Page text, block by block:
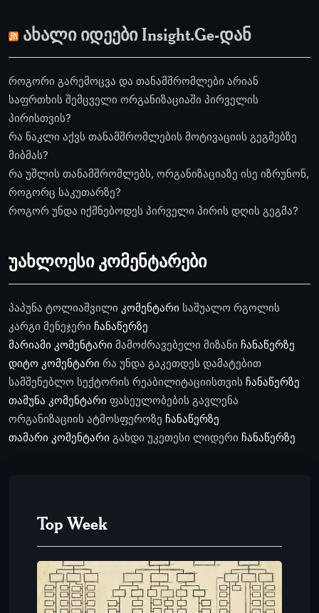
ახალი იდეები Insight.Ge-დან
როგორი გარემოცვა და თანამშრომლები არიან
საფრთხის შემცველი ორგანიზაციაში პირველის
პირისთვის?
რა ნაკლი აქვს თანამშრომლების მოტივაციის გეგმებზე
მიბმას?
რა უშლის თანამშრომლებს, ორგანიზაციაზე ისე იზრუნონ,
როგორც საკუთარზე?
როგორ უნდა იქმნებოდეს პირველი პირის დღის გეგმა?
უახლოესი კომენტარები
პაპუნა ტოლიაშვილი კომენტარი საშუალო რგოლის
კარგი მენეჯერი ჩანაწერზე
მარიამი კომენტარი მამოძრავებელი მიზანი ჩანაწერზე
დიტო კომენტარი რა უნდა გაკეთდეს დამატებით
სამშენებლო სექტორის რეაბილიტაციისთვის ჩანაწერზე
თამუნა კომენტარი ფასეულობების გავლენა
ორგანიზაციის ატმოსფეროზე ჩანაწერზე
თამარი კომენტარი გახდი უკეთესი ლიდერი ჩანაწერზე
Top Week